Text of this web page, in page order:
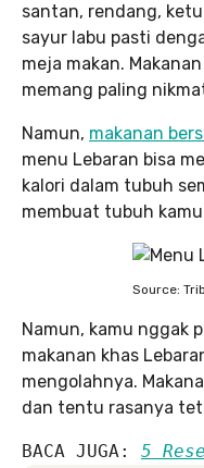
santan, rendang,
sayur labu pasti
meja makan.
memang paling
Namun, makanan
menu Lebaran bisa
kalori dalam tubuh
membuat tubuh
Source:
Namun, kamu nggak
makanan khas
mengolahnya.
dan tentu rasanya
BACA JUGA: 5